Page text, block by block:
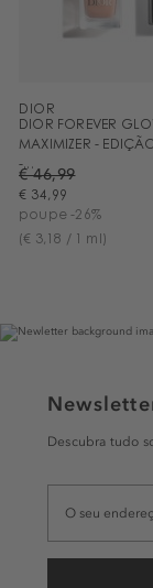
DIOR
DIOR FOREVER
MAXIMIZER -
-...
€ 46,99
€ 34,99
poupe -26%
(€ 3,18 / 1 ml)
Descubra tudo